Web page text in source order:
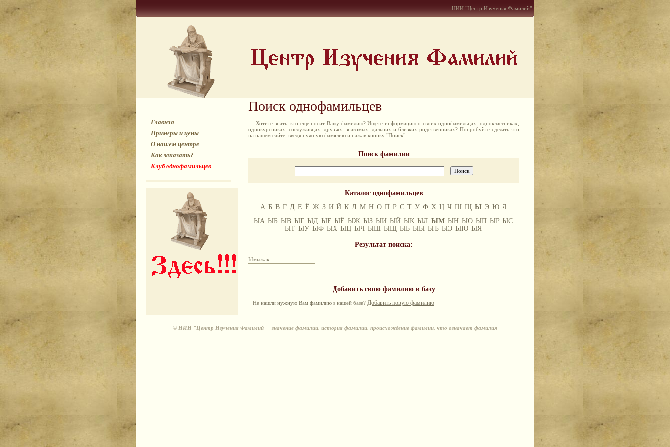
НИИ "Центр Изучения Фамилий"
Главная
Примеры и цены
О нашем центре
Как заказать?
Клуб однофамильцев
Поиск однофамильцев
Хотите знать, кто еще носит Вашу фамилию? Ищете информацию о своих однофамильцах, одноклассниках,
однокурсниках, сослуживцах, друзьях, знакомых, дальних и близких родственниках? Попробуйте сделать это
на нашем сайте, введя нужную фамилию и нажав кнопку "Поиск".
Поиск фамилии
Каталог однофамильцев
А Б В Г Д Е Ё Ж З И Й К Л М Н О П Р С Т У Ф Х Ц Ч Ш Щ Ы Э Ю Я
ЫА ЫБ ЫВ ЫГ ЫД ЫЕ ЫЁ ЫЖ ЫЗ ЫИ ЫЙ ЫК ЫЛ ЫМ ЫН ЫО ЫП ЫР ЫС
ЫТ ЫУ ЫФ ЫХ ЫЦ ЫЧ ЫШ ЫЩ ЫЬ ЫЫ ЫЪ ЫЭ ЫЮ ЫЯ
Результат поиска:
Ымыжак
Добавить свою фамилию в базу
Не нашли нужную Вам фамилию в нашей базе? Добавить новую фамилию
© НИИ "Центр Изучения Фамилий" - значение фамилии, история фамилии, происхождение фамилии, что означает фамилия